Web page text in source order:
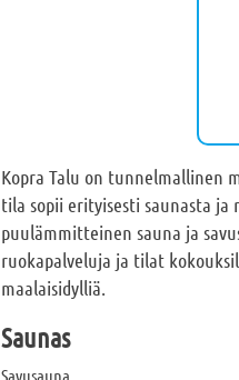
Kopra Talu on tunnelmallinen
tila sopii erityisesti saunasta ja
puulämmitteinen sauna ja
ruokapalveluja ja tilat
maalaisidylliä.
Saunas
Savusauna